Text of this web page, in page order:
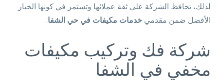
لذلك، تحافظ الشركة على ثقة عملائها وتستمر في كونها الخيار
الأفضل ضمن مقدمي خدمات مكيفات في حي الشفا.
شركة فك وتركيب مكيفات
مخفي في الشفا